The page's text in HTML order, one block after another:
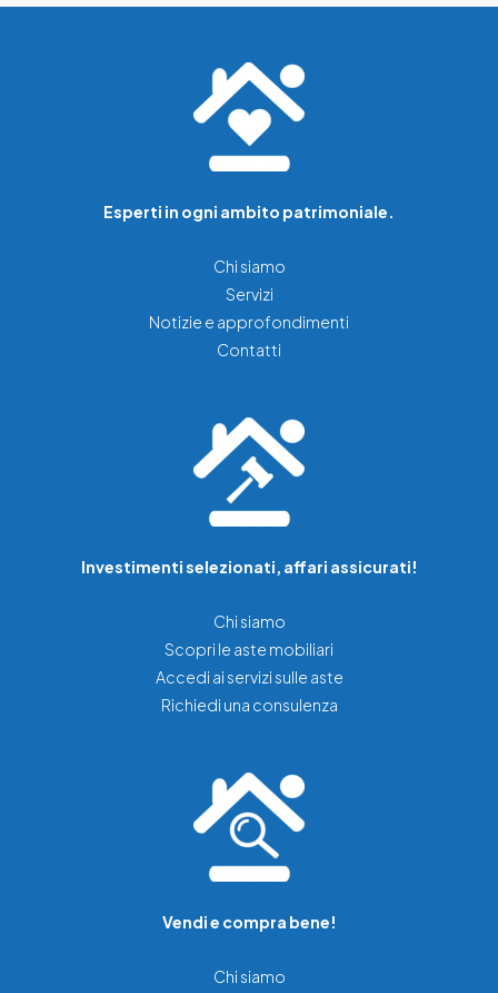
Esperti in ogni ambito patrimoniale.
Chi siamo
Servizi
Notizie e approfondimenti
Contatti
Investimenti selezionati, affari assicurati!
Chi siamo
Scopri le aste mobiliari
Accedi ai servizi sulle aste
Richiedi una consulenza
Vendi e compra bene!
Chi siamo